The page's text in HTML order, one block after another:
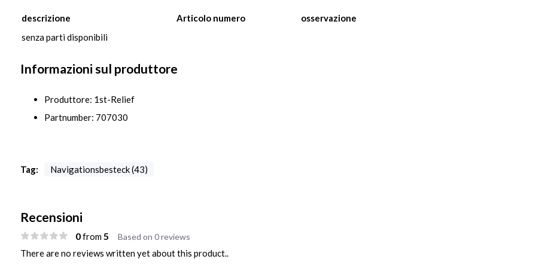
descrizione Articolo numero
osservazione
senza parti disponibili
Informazioni sul produttore
Produttore: 1st-Relief
Partnumber: 707030
Tag: Navigationsbesteck (43)
Recensioni
0from5 Based on 0 reviews
There are no reviews written yet about this product..